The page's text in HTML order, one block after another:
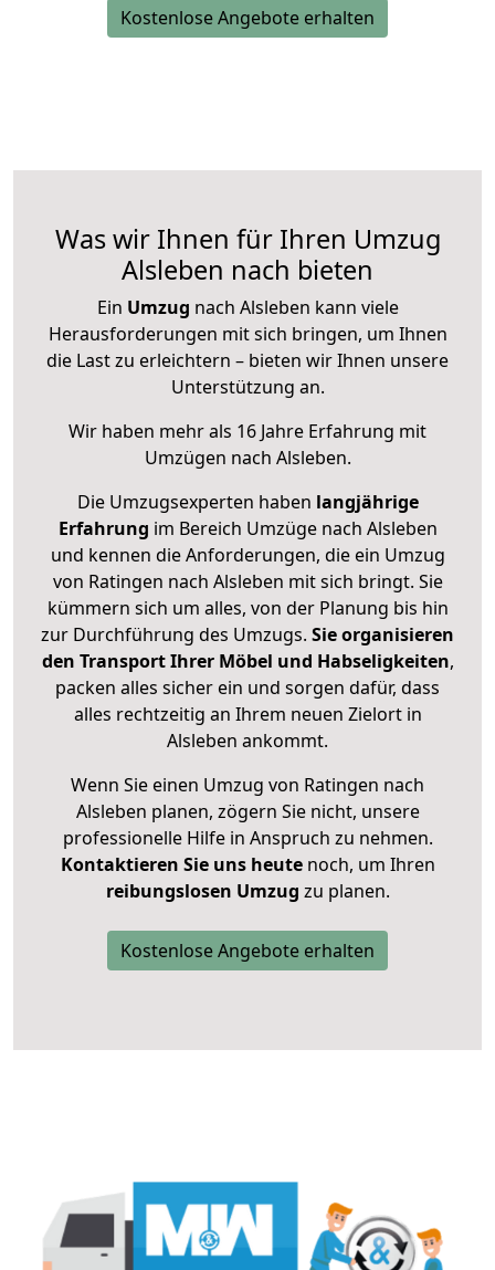
Kostenlose Angebote erhalten
Was wir Ihnen für Ihren Umzug
Alsleben nach bieten
Ein Umzug nach Alsleben kann viele
Herausforderungen mit sich bringen, um Ihnen
die Last zu erleichtern – bieten wir Ihnen unsere
Unterstützung an.
Wir haben mehr als 16 Jahre Erfahrung mit
Umzügen nach Alsleben.
Die Umzugsexperten haben langjährige
Erfahrung im Bereich Umzüge nach Alsleben
und kennen die Anforderungen, die ein Umzug
von Ratingen nach Alsleben mit sich bringt. Sie
kümmern sich um alles, von der Planung bis hin
zur Durchführung des Umzugs. Sie organisieren
den Transport Ihrer Möbel und Habseligkeiten,
packen alles sicher ein und sorgen dafür, dass
alles rechtzeitig an Ihrem neuen Zielort in
Alsleben ankommt.
Wenn Sie einen Umzug von Ratingen nach
Alsleben planen, zögern Sie nicht, unsere
professionelle Hilfe in Anspruch zu nehmen.
Kontaktieren Sie uns heutenoch, um Ihren
reibungslosen Umzug zu planen.
Kostenlose Angebote erhalten